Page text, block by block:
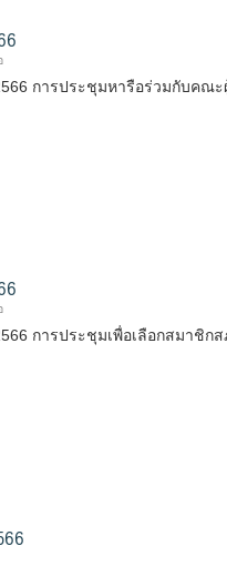
2566 การประชุมหารือร่วมกับค
การประชุมเพื่อเลือกสมาชิก